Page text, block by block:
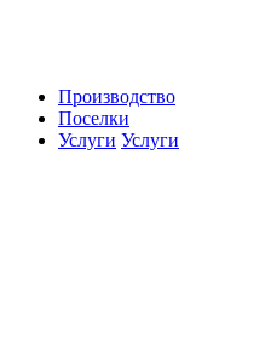
Производство
Поселки
Услуги Услуги